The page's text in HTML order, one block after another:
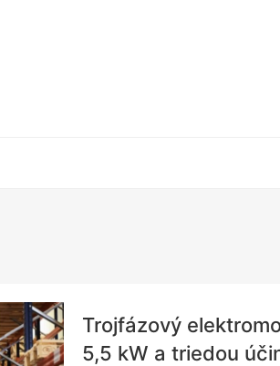
Trojfázový
5,5 kW a triedou